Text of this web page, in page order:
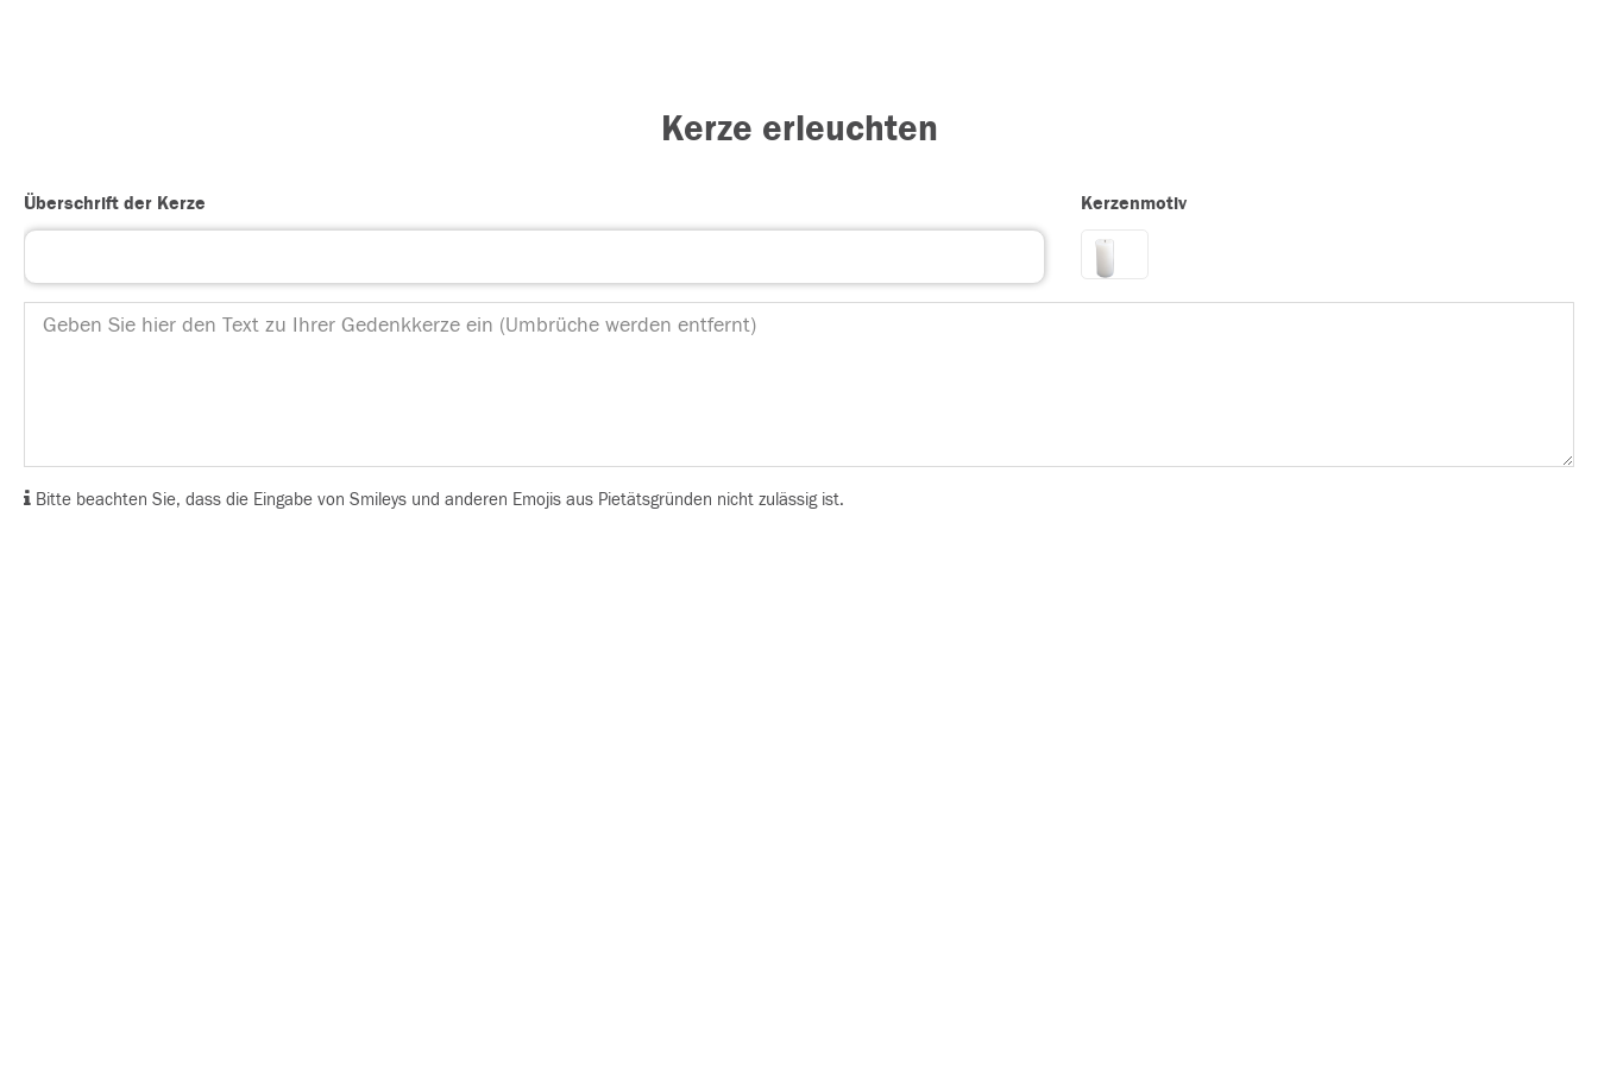
Kerze erleuchten
Überschrift der Kerze Kerzenmotiv
Bitte beachten Sie, dass die Eingabe von Smileys und anderen Emojis aus Pietätsgründen nicht zulässig ist.